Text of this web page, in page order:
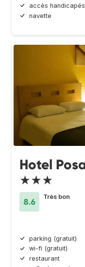
accès handicapés
navette
Hotel
★★★
8.6
Très bon
parking (gratuit)
wi-fi (gratuit)
restaurant